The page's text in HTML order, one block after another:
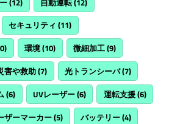
セキュリティ (11)
環境(10) 微細加工(9)
害や救助(7) 光トランシーバ(7)
(6) UVレーザー(6) 運転支援(6)
ザーマーカー(5) バッテリー(4)